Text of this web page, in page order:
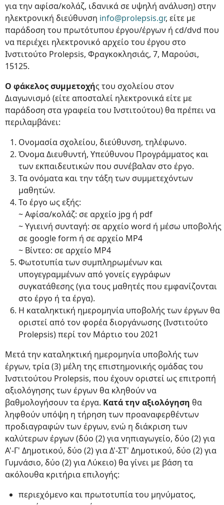
για την αφίσα/κολάζ, ιδανικά σε υψηλή ανάλυση) στην
ηλεκτρονική διεύθυνση info@prolepsis.gr, είτε με
παράδοση του πρωτότυπου έργου/έργων ή cd/dνd που
να περιέχει ηλεκτρονικό αρχείο του έργου στο
Ινστιτούτο Prolepsis, Φραγκοκλησιάς, 7, Μαρούσι,
15125.
Ο φάκελος συμμετοχής του σχολείου στον
Διαγωνισμό (είτε αποσταλεί ηλεκτρονικά είτε με
παράδοση στα γραφεία του Ινστιτούτου) θα πρέπει να
περιλαμβάνει:
Ονομασία σχολείου, διεύθυνση, τηλέφωνο.
Όνομα Διευθυντή, Υπεύθυνου Προγράμματος και
των εκπαιδευτικών που συνέβαλαν στο έργο.
Τα ονόματα και την τάξη των συμμετεχόντων
μαθητών.
Το έργο ως εξής:
~ Αφίσα/κολάζ: σε αρχείο jpg ή pdf
~ Υγιεινή συνταγή: σε αρχείο word ή μέσω υποβολής
σε google form ή σε αρχείο ΜΡ4
~ Βίντεο: σε αρχείο ΜΡ4
Φωτοτυπία των συμπληρωμένων και
υπογεγραμμένων από γονείς εγγράφων
συγκατάθεσης (για τους μαθητές που εμφανίζονται
στο έργο ή τα έργα).
Η καταληκτική ημερομηνία υποβολής των έργων θα
οριστεί από τον φορέα διοργάνωσης (Ινστιτούτο
Prolepsis) περί τον Μάρτιο του 2021
Μετά την καταληκτική ημερομηνία υποβολής των
έργων, τρία (3) μέλη της επιστημονικής ομάδας του
Ινστιτούτου Prolepsis, που έχουν οριστεί ως επιτροπή
αξιολόγησης των έργων θα κληθούν να
βαθμολογήσουν τα έργα. Κατά την αξιολόγηση θα
ληφθούν υπόψη η τήρηση των προαναφερθέντων
προδιαγραφών των έργων, ενώ η διάκριση των
καλύτερων έργων (δύο (2) για νηπιαγωγείο, δύο (2) για
Α'-Γ' Δημοτικού, δύο (2) για Δ'-ΣΤ' Δημοτικού, δύο (2) για
Γυμνάσιο, δύο (2) για Λύκειο) θα γίνει με βάση τα
ακόλουθα κριτήρια επιλογής:
περιεχόμενο και πρωτοτυπία του μηνύματος,